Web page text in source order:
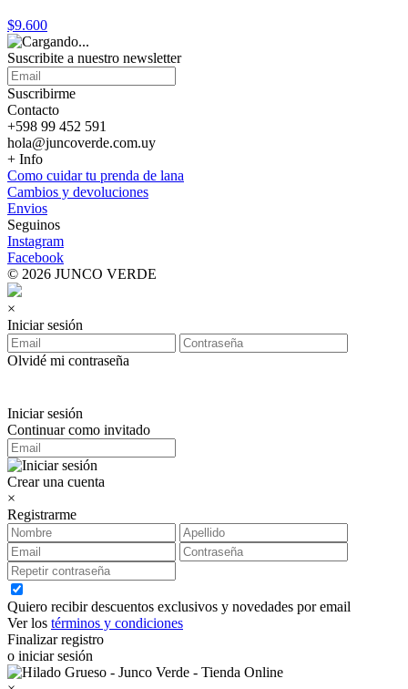
$9.600
Suscribite a nuestro newsletter
Suscribirme
Contacto
+598 99 452 591
hola@juncoverde.com.uy
+ Info
Como cuidar tu prenda de lana
Cambios y devoluciones
Envios
Seguinos
Instagram
Facebook
© 2026 JUNCO VERDE
×
Iniciar sesión
Olvidé mi contraseña
Iniciar sesión
Continuar como invitado
Crear una cuenta
×
Registrarme
Quiero recibir descuentos exclusivos y novedades por email
Ver los términos y condiciones
Finalizar registro
o iniciar sesión